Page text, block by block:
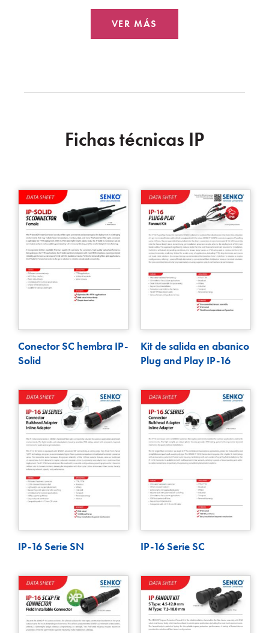
VER MÁS
Fichas técnicas IP
Conector SC hembra IP-
Solid
Kit de salida en abanico
Plug and Play IP-16
IP-16 Serie SN IP-16 Serie SC